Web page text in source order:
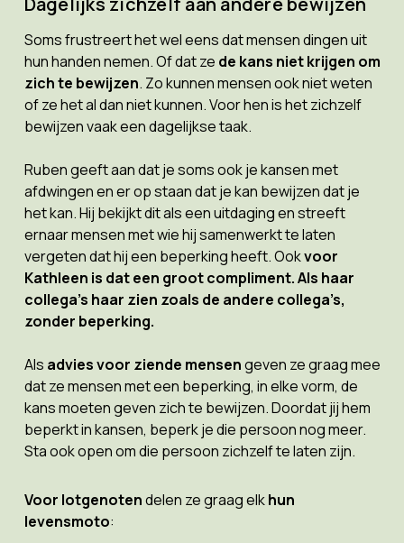
Soms frustreert het wel eens dat mensen dingen uit
hun handen nemen. Of dat ze de kans niet krijgen om
zich te bewijzen. Zo kunnen mensen ook niet weten
of ze het al dan niet kunnen. Voor hen is het zichzelf
bewijzen vaak een dagelijkse taak.
Ruben geeft aan dat je soms ook je kansen met
afdwingen en er op staan dat je kan bewijzen dat je
het kan. Hij bekijkt dit als een uitdaging en streeft
ernaar mensen met wie hij samenwerkt te laten
vergeten dat hij een beperking heeft. Ookvoor
Kathleen is dat een groot compliment. Als haar
collega’s haar zien zoals de andere collega’s,
zonder beperking.
Als advies voor ziende mensengeven ze graag mee
dat ze mensen met een beperking, in elke vorm, de
kans moeten geven zich te bewijzen. Doordat jij hem
beperkt in kansen, beperk je die persoon nog meer.
Sta ook open om die persoon zichzelf te laten zijn.
Voor lotgenotendelen ze graag elkhun
levensmoto: